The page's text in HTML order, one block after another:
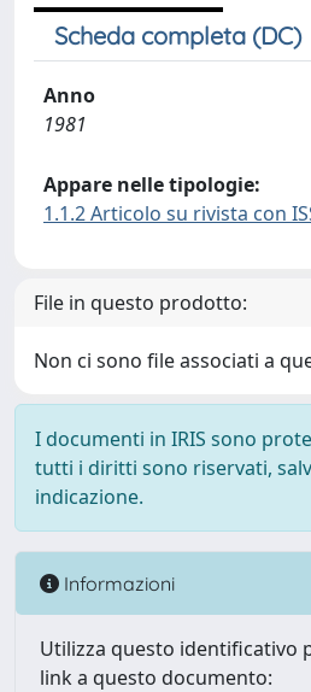
Scheda completa (DC)
Anno
1981
Appare nelle tipologie:
1.1.2 Articolo su rivista con
File in questo prodotto:
Non ci sono file associati a
I documenti in IRIS sono
tutti i diritti sono riservati,
indicazione.
Informazioni
Utilizza questo identificativo
link a questo documento: